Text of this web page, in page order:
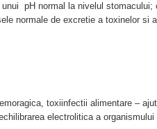
pH normal la nivelul stomacului;
normale de excretie a toxinelor si
toxiinfectii alimentare –
electrolitica a organismului